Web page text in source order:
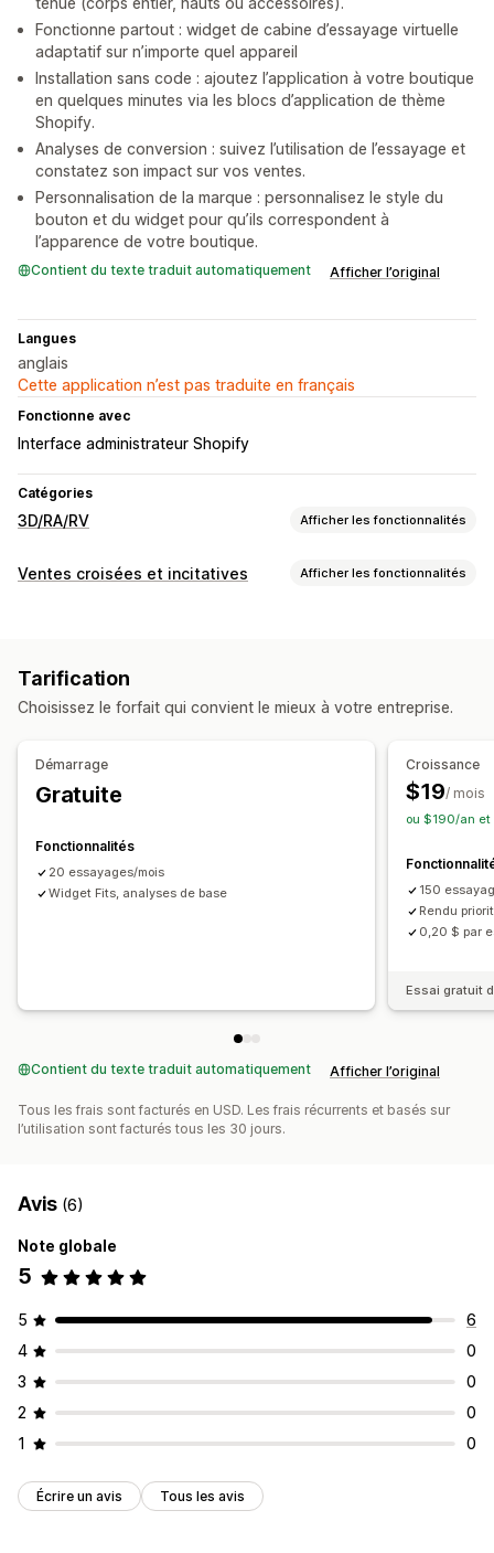
Fonctionne partout : widget de cabine d’essayage virtuelle
adaptatif sur n’importe quel appareil
Installation sans code : ajoutez l’application à votre boutique
en quelques minutes via les blocs d’application de thème
Shopify.
Analyses de conversion : suivez l’utilisation de l’essayage et
constatez son impact sur vos ventes.
Personnalisation de la marque : personnalisez le style du
bouton et du widget pour qu’ils correspondent à
l’apparence de votre boutique.
Contient du texte traduit automatiquement Afficher l’original
Langues
anglais
Cette application n’est pas traduite en français
Fonctionne avec
Interface administrateur Shopify
Catégories
3D/RA/RV Afficher les fonctionnalités
Visualisation
Ventes croisées et incitatives Afficher les fonctionnalités
Tarification
Choisissez le forfait qui convient le mieux à votre entreprise.
Démarrage
Gratuite
Fonctionnalités
20 essayages/mois
Widget Fits, analyses de base
Croissance
$19/ mois
ou $190/an et
150
Rendu
0,20 $ par
Essai gratuit
Contient du texte traduit automatiquement Afficher l’original
Tous les frais sont facturés en USD. Les frais récurrents et basés sur
l’utilisation sont facturés tous les 30 jours.
Avis (6)
Note globale
5
5
6
4
0
3
0
2
0
1
0
Écrire un avis Tous les avis